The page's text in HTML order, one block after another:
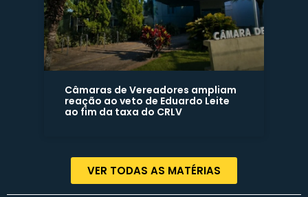
Câmaras de Vereadores ampliam
reação ao veto de Eduardo Leite
ao fim da taxa do CRLV
VER TODAS AS MATÉRIAS